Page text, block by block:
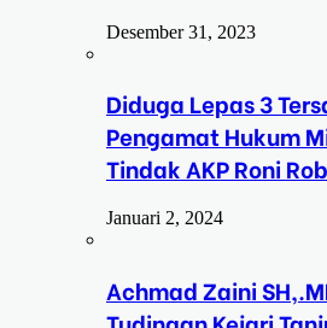
Desember 31, 2023
Diduga Lepas 3
Pengamat Hukum
Tindak AKP Roni
Januari 2, 2024
Achmad Zaini